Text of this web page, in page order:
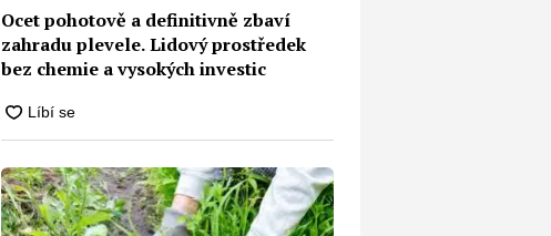
Ocet pohotově a definitivně zbaví
zahradu plevele. Lidový prostředek
bez chemie a vysokých investic